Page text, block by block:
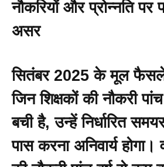
नौकरियों और प्रोन्नति पर
असर
सितंबर 2025 के मूल
जिन शिक्षकों की नौकरी
बची है, उन्हें निर्धारित
पास करना अनिवार्य होगा।